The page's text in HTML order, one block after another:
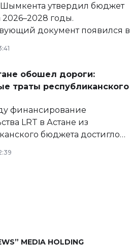
Шымкента утвердил бюджет
2026–2028 годы.
документ появился в
правовых актов и на
города.
обошел дороги:
траты республиканского
финансирование
LRT в Астане из
бюджета достигло
объемов.
MEDIA HOLDING